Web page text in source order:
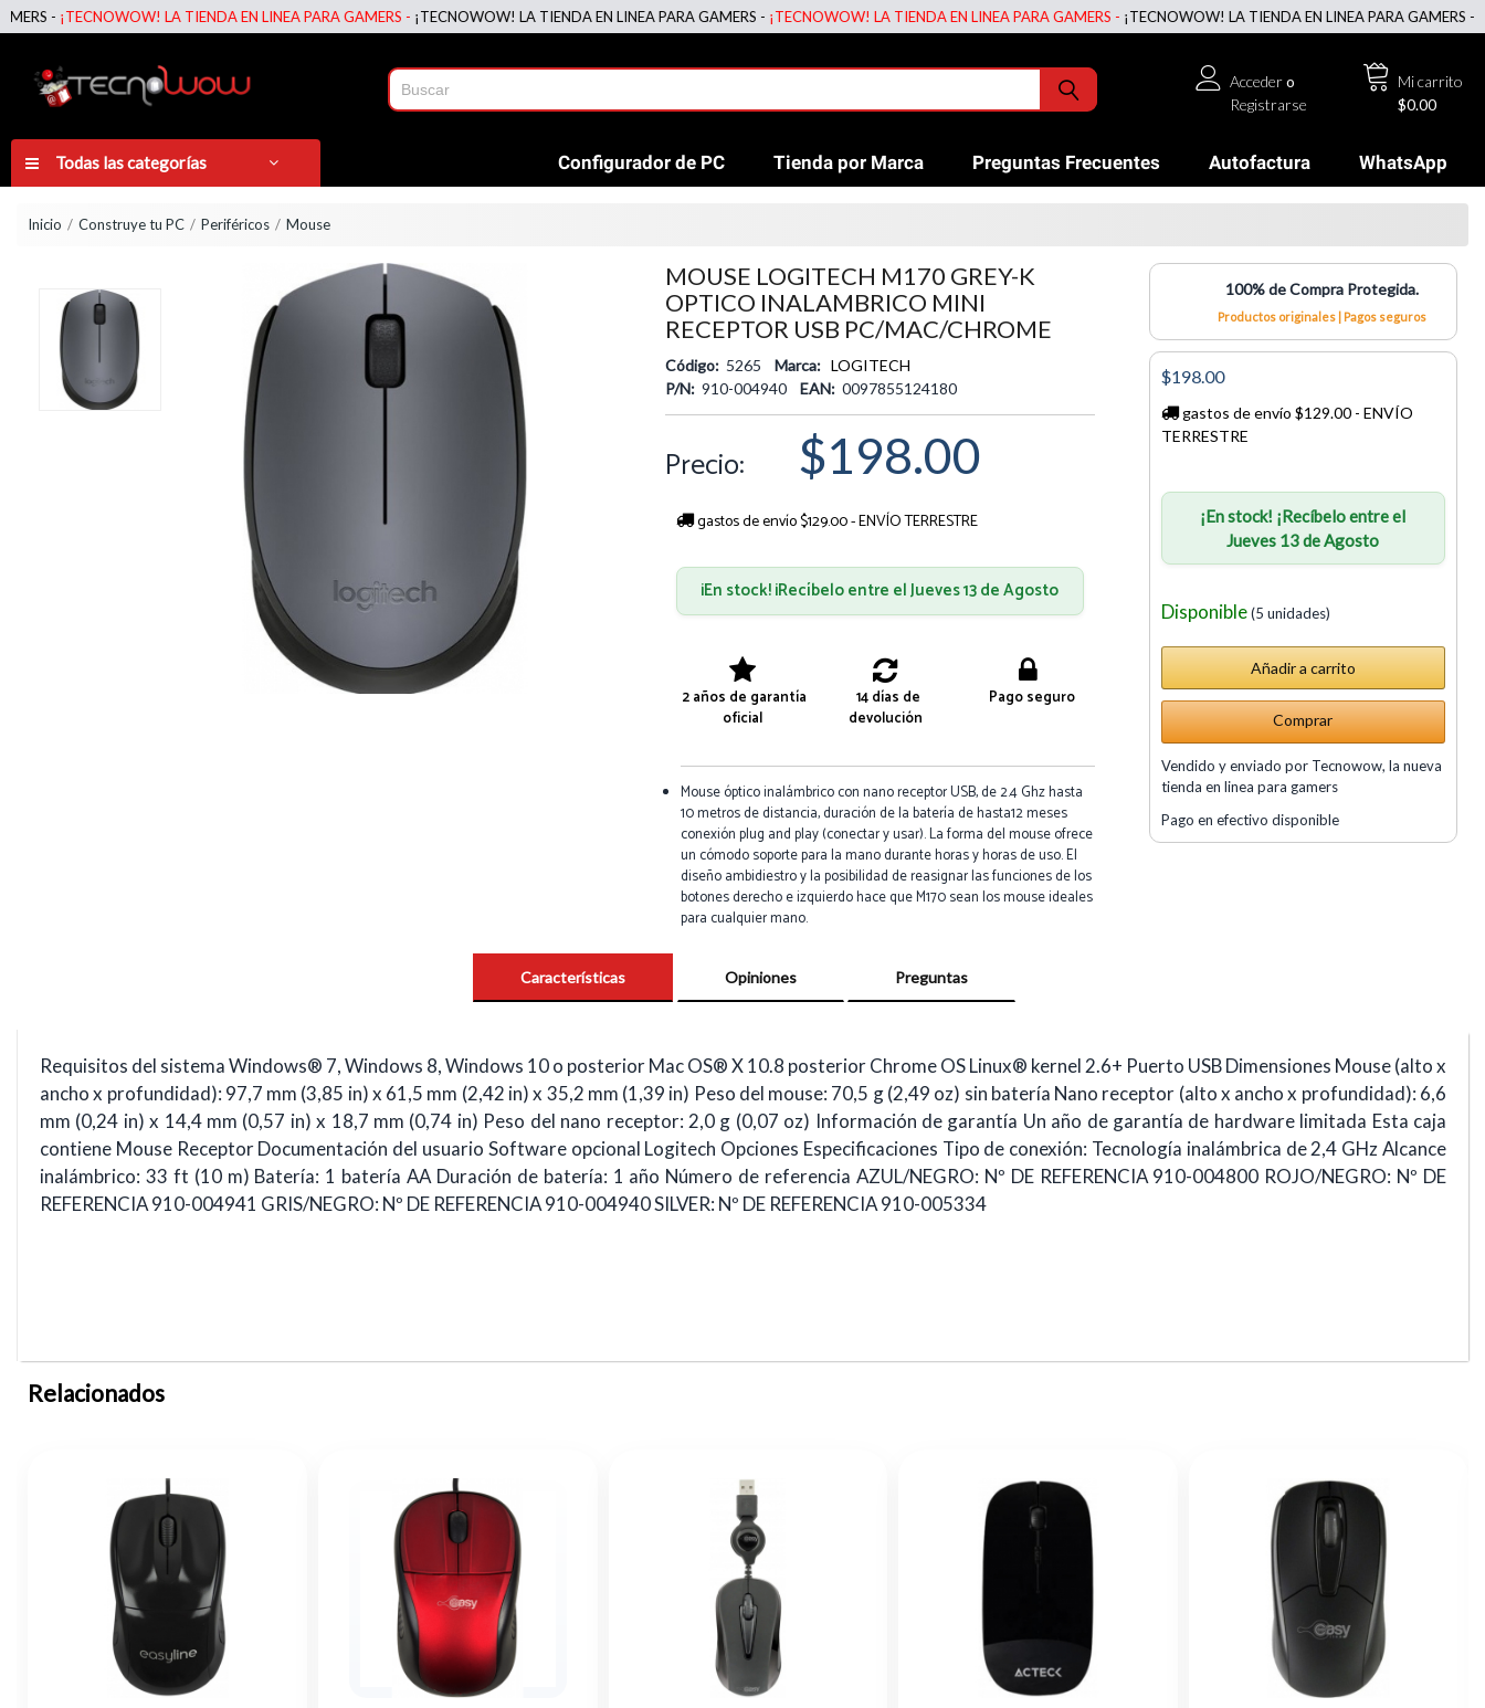
-¡TECNOWOW! LA TIENDA EN LINEA PARA GAMERS -¡TECNOWOW! LA TIENDA EN LINEA PARA GAMERS -¡TECNOWOW! LA TIENDA EN LINEA PARA GAMERS -¡TECNOWOW! LA TIENDA EN LINEA PARA GAMERS -
Mi carrito
$0.00
Accedero
Registrarse
Todas las categorías Configurador de PC Tienda por Marca Preguntas Frecuentes Autofactura WhatsApp
Inicio Construye tu PC Periféricos Mouse
MOUSE LOGITECH M170 GREY-K
OPTICO INALAMBRICO MINI
RECEPTOR USB PC/MAC/CHROME
Código: 5265 Marca: LOGITECH
P/N: 910-004940 EAN: 0097855124180
Precio: $198.00
gastos de envío $129.00 - ENVÍO TERRESTRE
¡En stock! ¡Recíbelo entre el Jueves 13 de Agosto
2 años de garantía
oficial
14 días de
devolución
Pago seguro
Mouse óptico inalámbrico con nano receptor USB, de 2.4 Ghz hasta
10 metros de distancia, duración de la batería de hasta12 meses
conexión plug and play (conectar y usar). La forma del mouse ofrece
un cómodo soporte para la mano durante horas y horas de uso. El
diseño ambidiestro y la posibilidad de reasignar las funciones de los
botones derecho e izquierdo hace que M170 sean los mouse ideales
para cualquier mano.
100% de Compra Protegida.
Productos originales | Pagos seguros
$198.00
gastos de envío $129.00 - ENVÍO
TERRESTRE
¡En stock! ¡Recíbelo entre el
Jueves 13 de Agosto
Disponible(5 unidades)
Comprar
Vendido y enviado por Tecnowow, la nueva
tienda en linea para gamers
Pago en efectivo disponible
Características Opiniones Preguntas
Requisitos del sistema Windows® 7, Windows 8, Windows 10 o posterior Mac OS® X 10.8 posterior Chrome OS Linux® kernel 2.6+ Puerto USB Dimensiones Mouse (alto x
ancho x profundidad): 97,7 mm (3,85 in) x 61,5 mm (2,42 in) x 35,2 mm (1,39 in) Peso del mouse: 70,5 g (2,49 oz) sin batería Nano receptor (alto x ancho x profundidad): 6,6
mm (0,24 in) x 14,4 mm (0,57 in) x 18,7 mm (0,74 in) Peso del nano receptor: 2,0 g (0,07 oz) Información de garantía Un año de garantía de hardware limitada Esta caja
contiene Mouse Receptor Documentación del usuario Software opcional Logitech Opciones Especificaciones Tipo de conexión: Tecnología inalámbrica de 2,4 GHz Alcance
inalámbrico: 33 ft (10 m) Batería: 1 batería AA Duración de batería: 1 año Número de referencia AZUL/NEGRO: Nº DE REFERENCIA 910-004800 ROJO/NEGRO: Nº DE
REFERENCIA 910-004941 GRIS/NEGRO: Nº DE REFERENCIA 910-004940 SILVER: Nº DE REFERENCIA 910-005334
Relacionados